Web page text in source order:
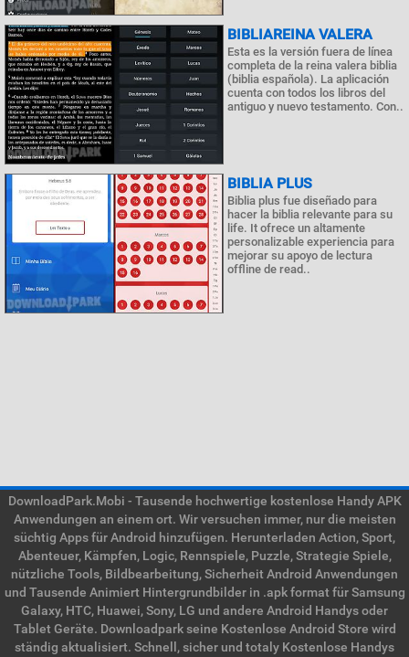
BIBLIAREINA VALERA
Esta es la versión fuera de línea
completa de la reina valera biblia
(biblia española). La aplicación
cuenta con todos los libros del
antiguo y nuevo testamento. Con..
BIBLIA PLUS
Biblia plus fue diseñado para
hacer la biblia relevante para su
life. It ofrece un altamente
personalizable experiencia para
mejorar su apoyo de lectura
offline de read..
DownloadPark.Mobi - Tausende hochwertige kostenlose Handy APK
Anwendungen an einem ort. Wir versuchen immer, nur die meisten
süchtig Apps für Android hinzufügen. Herunterladen Action, Sport,
Abenteuer, Kämpfen, Logic, Rennspiele, Puzzle, Strategie Spiele,
nützliche Tools, Bildbearbeitung, Sicherheit Android Anwendungen
und Tausende Animiert Hintergrundbilder in .apk format für Samsung
Galaxy, HTC, Huawei, Sony, LG und andere Android Handys oder
Tablet Geräte. Downloadpark seine Kostenlose Android Store wird
ständig aktualisiert. Schnell, sicher und totaly Kostenlose Handys